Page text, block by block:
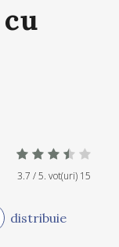
3.7 / 5. vot(uri) 15
distribuie